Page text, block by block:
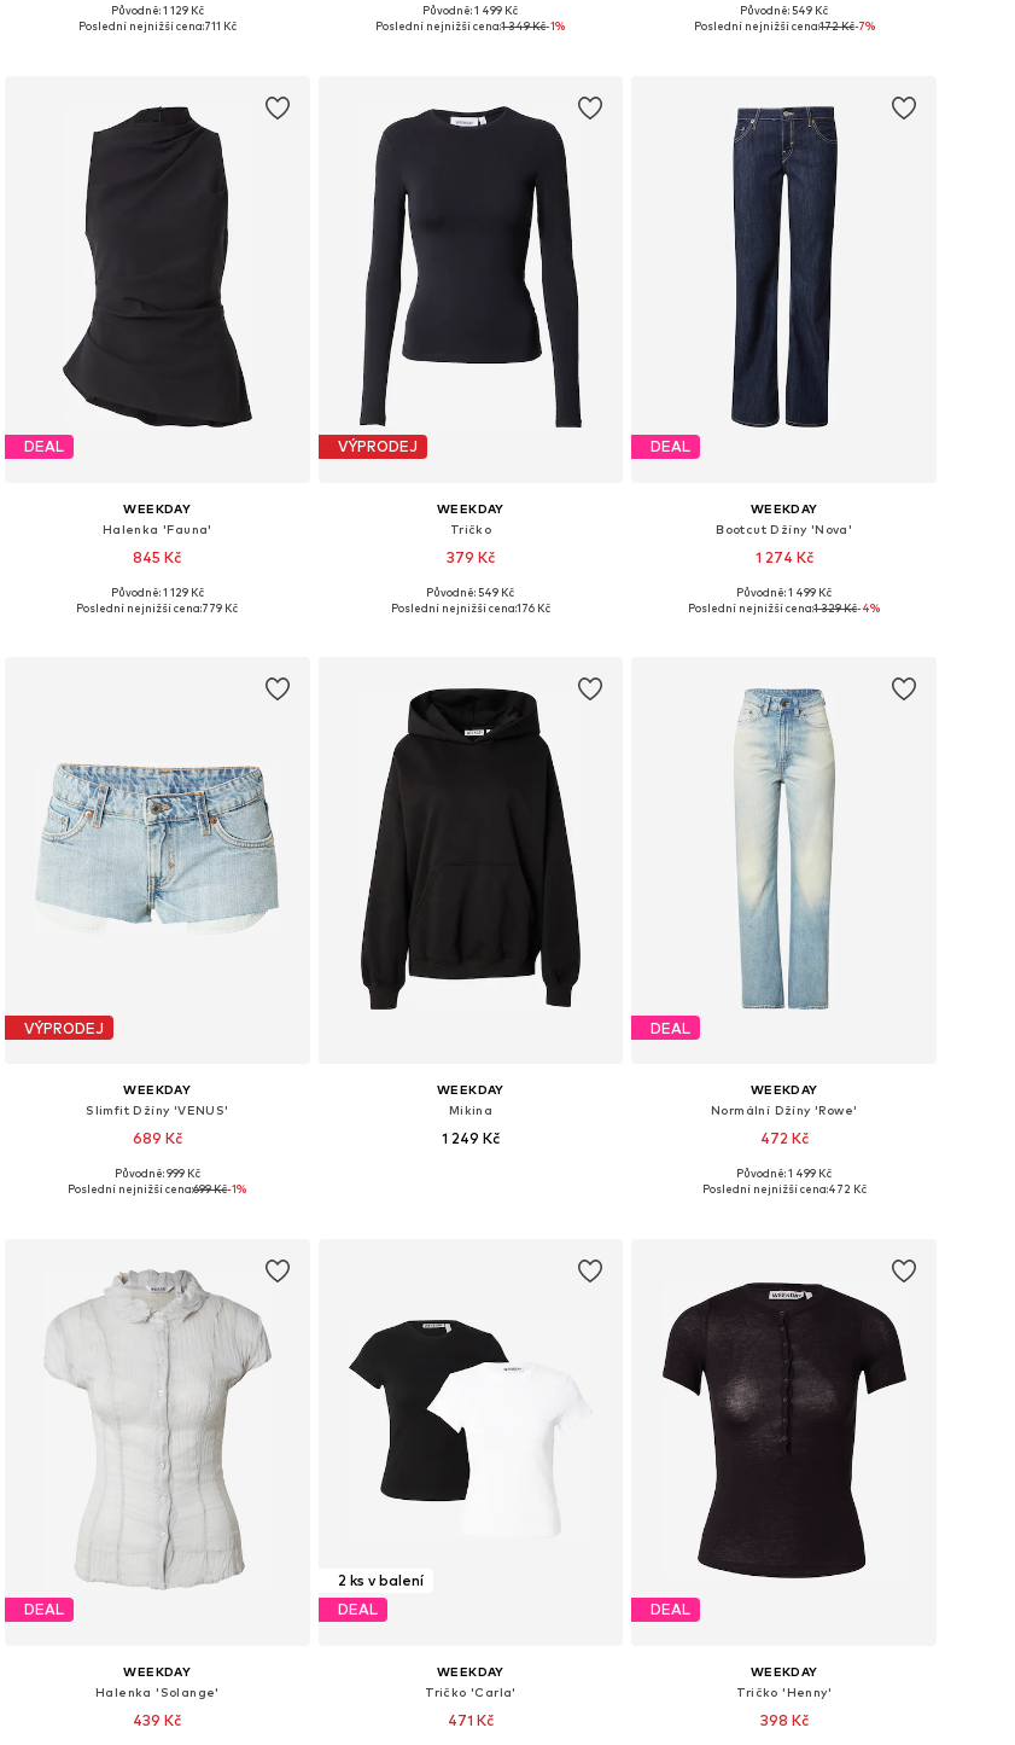
Dostupné velikosti: XS, S, M, L
Původně: 1 129 Kč
Poslední nejnižší cena:711 Kč
+10
Dostupné v mnoha velikostech
Původně: 1 499 Kč
Poslední nejnižší cena:1 349 Kč-1%
Dostupné velikosti: XS, S, M, L
Původně: 549 Kč
Poslední nejnižší cena:172 Kč-7%
DEAL
WEEKDAY
Halenka 'Fauna'
845 Kč
Dostupné velikosti: XS, S, M, L, XL
Původně: 1 129 Kč
Poslední nejnižší cena:779 Kč
VÝPRODEJ
WEEKDAY
Tričko
379 Kč
+4
Dostupné velikosti: XS, S, M, L
Původně: 549 Kč
Poslední nejnižší cena:176 Kč
DEAL
WEEKDAY
Bootcut Džíny 'Nova'
1 274 Kč
+ 2
Dostupné v mnoha velikostech
Původně: 1 499 Kč
Poslední nejnižší cena:1 329 Kč-4%
VÝPRODEJ
WEEKDAY
Slimfit Džíny 'VENUS'
689 Kč
Dostupné v mnoha velikostech
Původně: 999 Kč
Poslední nejnižší cena:699 Kč-1%
WEEKDAY
Mikina
1 249 Kč
DEAL
WEEKDAY
Normální Džíny 'Rowe'
472 Kč
+ 5
Dostupné v mnoha velikostech
Původně: 1 499 Kč
Poslední nejnižší cena:472 Kč
DEAL
WEEKDAY
Halenka 'Solange'
439 Kč
2 ks v balení
DEAL
WEEKDAY
Tričko 'Carla'
471 Kč
DEAL
WEEKDAY
Tričko 'Henny'
398 Kč